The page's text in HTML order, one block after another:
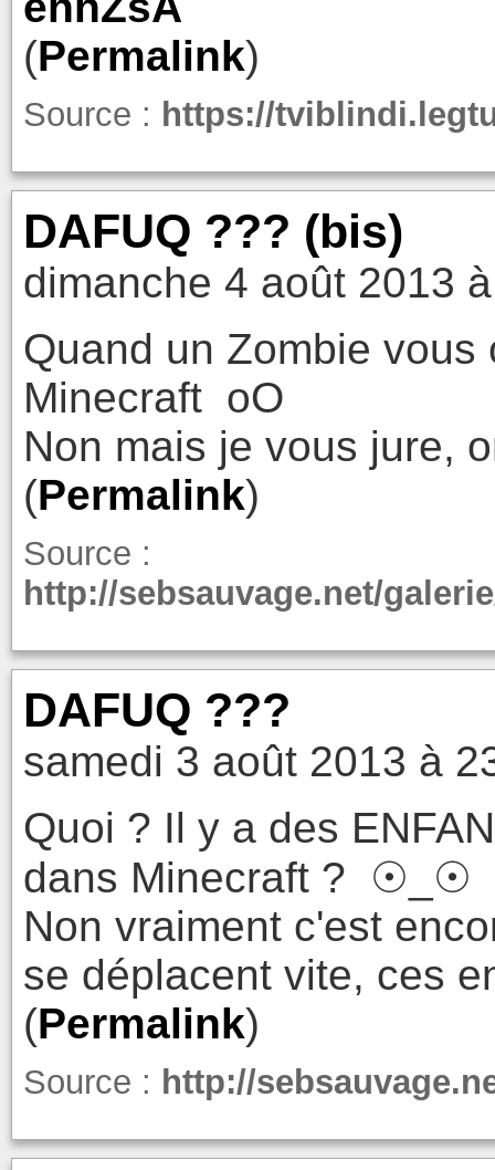
(Permalink)
Source : https://
DAFUQ ??? (bis)
dimanche 4 août 2013
Quand un Zombie
Minecraft oO
Non mais je vous jure,
(Permalink)
Source :
http://sebsauvage.net/
DAFUQ ???
samedi 3 août 2013 à
Quoi ? Il y a des
dans Minecraft ? ☉_☉
Non vraiment c'est
se déplacent vite, ces
(Permalink)
Source : http://